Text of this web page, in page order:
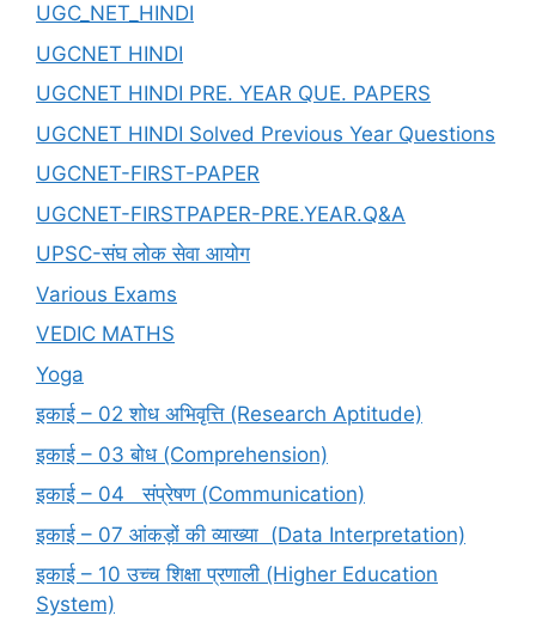
UGC_NET_HINDI
UGCNET HINDI
UGCNET HINDI PRE. YEAR QUE. PAPERS
UGCNET HINDI Solved Previous Year Questions
UGCNET-FIRST-PAPER
UGCNET-FIRSTPAPER-PRE.YEAR.Q&A
UPSC-संघ लोक सेवा आयोग
Various Exams
VEDIC MATHS
Yoga
इकाई – 02 शोध अभिवृत्ति (Research Aptitude)
इकाई – 03 बोध (Comprehension)
इकाई – 04 संप्रेषण (Communication)
इकाई – 07 आंकड़ों की व्याख्या (Data Interpretation)
इकाई – 10 उच्च शिक्षा प्रणाली (Higher Education
System)